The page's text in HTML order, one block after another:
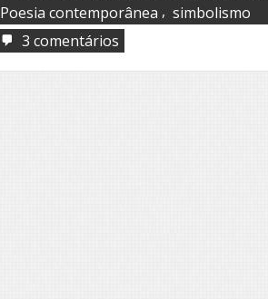
Poesia contemporânea , simbolismo
3 comentários
Snow
geese